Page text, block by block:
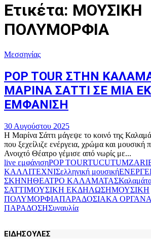
Ετικέτα: ΜΟΥΣΙΚΗ
ΠΟΛΥΜΟΡΦΙΑ
Μεσσηνίας
POP TOUR ΣΤΗΝ
ΜΑΡΙΝΑ ΣΑΤΤΙ ΣΕ ΜΙΑ
ΕΜΦΑΝΙΣΗ
30 Αυγούστου 2025
Η Μαρίνα Σάττι μάγεψε το κοινό της
που ξεχείλιζε ενέργεια, χρώμα και μουσική
Ανοιχτό Θέατρο γέμισε από νωρίς με...
live εμφάνισηPOP TOURTUCUTUMZARI
ΚΑΛΛΙΤΕΧΝΙΣελληνική μουσική
ΣΚΗΝΗΘΕΑΤΡΟ ΚΑΛΑΜΑΤΑΣ
ΣΑΤΤΙΜΟΥΣΙΚΗ ΕΚΔΗΛΩΣΗΜΟΥΣΙΚΗ
ΠΟΛΥΜΟΡΦΙΑΠΑΡΑΔΟΣΙΑΚΑ ΟΡΓΑΝΑ
ΠΑΡΑΔΟΣΗΣυναυλία
ΕΙΔΗΣΟΥΛΕΣ